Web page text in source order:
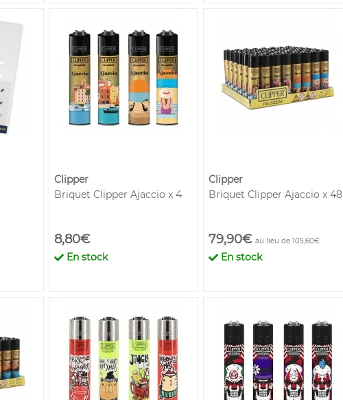
Clipper
Briquet Clipper Ajaccio x 4
8,80€
En stock
Clipper
Briquet Clipper Ajaccio x 48
79,90€ au lieu de 105,60€
En stock